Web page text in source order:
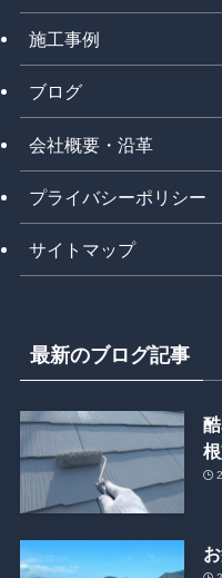
施工事例
ブログ
会社概要・沿革
プライバシーポリシー
サイトマップ
最新のブログ記事